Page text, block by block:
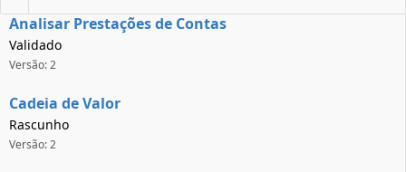
Analisar Prestações de Contas
Validado
Versão: 2
Cadeia de Valor
Rascunho
Versão: 2